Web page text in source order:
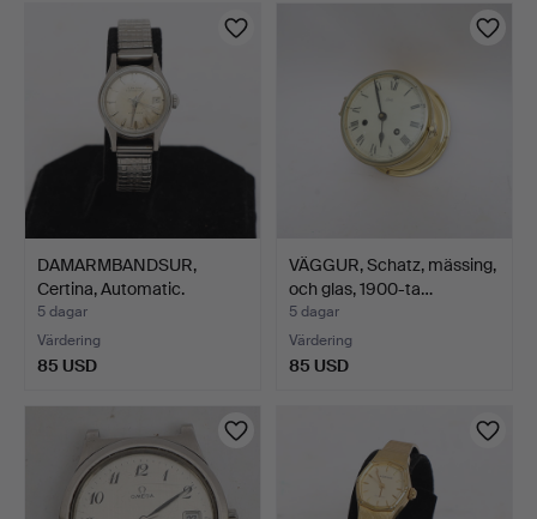
DAMARMBANDSUR,
Certina, Automatic.
5 dagar
Värdering
85 USD
VÄGGUR, Schatz, mässing,
och glas, 1900-ta…
5 dagar
Värdering
85 USD